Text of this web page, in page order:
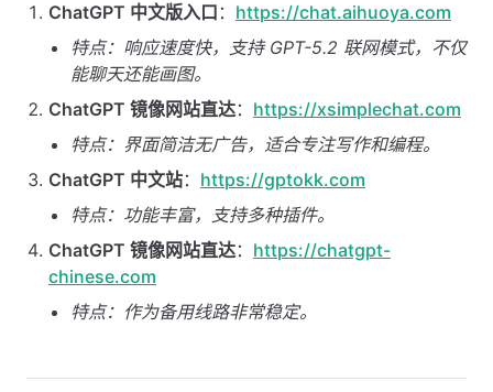
ChatGPT 中文版入口 ： https://chat.aihuoya.com
特点：响应速度快，支持 GPT-5.2 联网模式，不仅
能聊天还能画图。
ChatGPT 镜像网站直达： https://xsimplechat.com
特点：界面简洁无广告，适合专注写作和编程。
ChatGPT 中文站： https://gptokk.com
特点：功能丰富，支持多种插件。
ChatGPT 镜像网站直达： https://chatgpt-
chinese.com
特点：作为备用线路非常稳定。